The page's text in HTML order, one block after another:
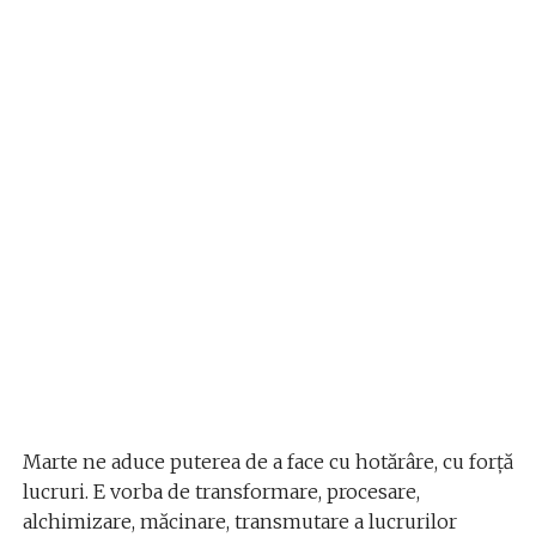
Marte ne aduce puterea de a face cu hotărâre, cu forță
lucruri. E vorba de transformare, procesare,
alchimizare, măcinare, transmutare a lucrurilor